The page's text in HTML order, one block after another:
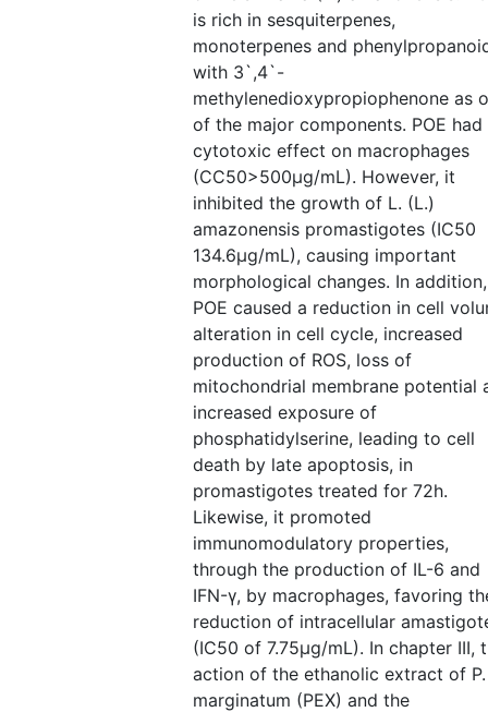
is rich in sesquiterpenes,
monoterpenes and
with 3`,4`-
methylenedioxypropiophenone as
of the major components. POE had
cytotoxic effect on macrophages
(CC50>500μg/mL). However, it
inhibited the growth of L. (L.)
amazonensis promastigotes (IC50
134.6μg/mL), causing important
morphological changes. In addition,
POE caused a reduction in cell
alteration in cell cycle, increased
production of ROS, loss of
mitochondrial membrane potential
increased exposure of
phosphatidylserine, leading to cell
death by late apoptosis, in
promastigotes treated for 72h.
Likewise, it promoted
immunomodulatory properties,
through the production of IL-6 and
IFN-γ, by macrophages, favoring
reduction of intracellular
(IC50 of 7.75μg/mL). In chapter III,
action of the ethanolic extract of P.
marginatum (PEX) and the